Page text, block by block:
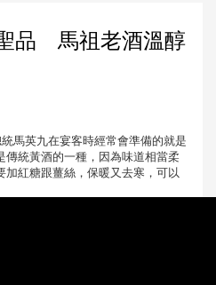
品 馬祖老酒溫醇
馬英九在宴客時經常會準備的就是
統黃酒的一種­，因為味道相當柔
紅糖跟薑絲，保暖又去寒，可以